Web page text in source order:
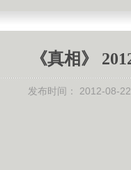
《真相》
发布时间： 2012-08-